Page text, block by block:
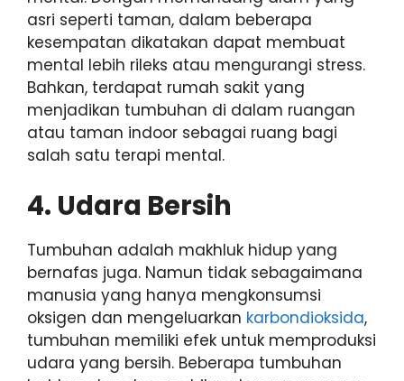
asri seperti taman, dalam beberapa
kesempatan dikatakan dapat membuat
mental lebih rileks atau mengurangi stress.
Bahkan, terdapat rumah sakit yang
menjadikan tumbuhan di dalam ruangan
atau taman indoor sebagai ruang bagi
salah satu terapi mental.
4. Udara Bersih
Tumbuhan adalah makhluk hidup yang
bernafas juga. Namun tidak sebagaimana
manusia yang hanya mengkonsumsi
oksigen dan mengeluarkan karbondioksida,
tumbuhan memiliki efek untuk memproduksi
udara yang bersih. Beberapa tumbuhan